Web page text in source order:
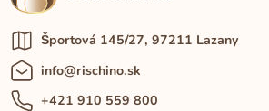
Športová 145/27, 97211 Lazany
info@rischino.sk
+421 910 559 800